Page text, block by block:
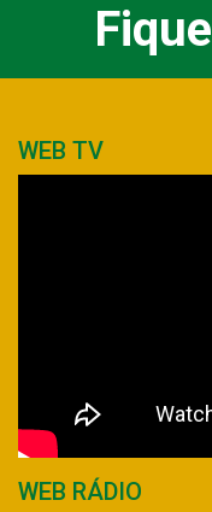
Fique
WEB TV
WEB RÁDIO